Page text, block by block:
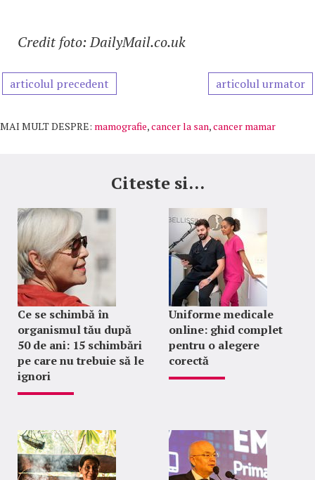
Credit foto: DailyMail.co.uk
articolul precedent articolul urmator
MAI MULT DESPRE: mamografie,cancer la san,cancer mamar
Citeste si...
Ce se schimbă în
organismul tău după
50 de ani: 15 schimbări
pe care nu trebuie să le
ignori
Uniforme medicale
online: ghid complet
pentru o alegere
corectă